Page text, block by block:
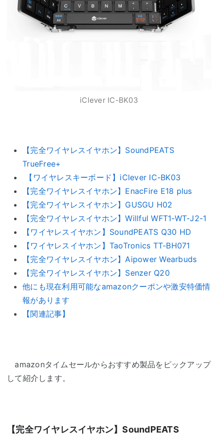
iClever IC-BK03
【完全ワイヤレスイヤホン】SoundPEATS
TrueFree+
【ワイヤレスキーボード】iClever IC-BK03
【完全ワイヤレスイヤホン】EnacFire E18 plus
【完全ワイヤレスイヤホン】GUSGU H02
【完全ワイヤレスイヤホン】Willful WFT1-WT-J2-1
【ワイヤレスイヤホン】SoundPEATS Q30 HD
【ワイヤレスイヤホン】TaoTronics TT-BH071
【完全ワイヤレスイヤホン】Aipower Wearbuds
【完全ワイヤレスイヤホン】Senzer Q20
他にも現在利用可能なamazonクーポンや激安特価情
報があります
【関連記事】
amazonタイムセールからおすすめ製品をピックアップ
して紹介します。
【完全ワイヤレスイヤホン】SoundPEATS